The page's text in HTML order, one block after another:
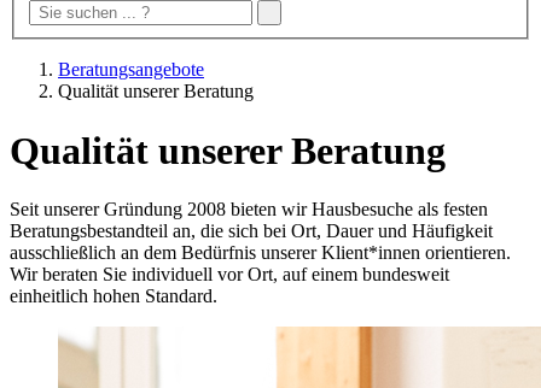
Beratungsangebote
Qualität unserer Beratung
Qualität unserer Beratung
Seit unserer Gründung 2008 bieten wir Hausbesuche als festen
Beratungsbestandteil an, die sich bei Ort, Dauer und Häufigkeit
ausschließlich an dem Bedürfnis unserer Klient*innen orientieren.
Wir beraten Sie individuell vor Ort, auf einem bundesweit
einheitlich hohen Standard.